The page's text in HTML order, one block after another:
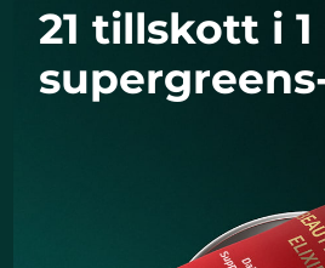
21 tillskott i 1